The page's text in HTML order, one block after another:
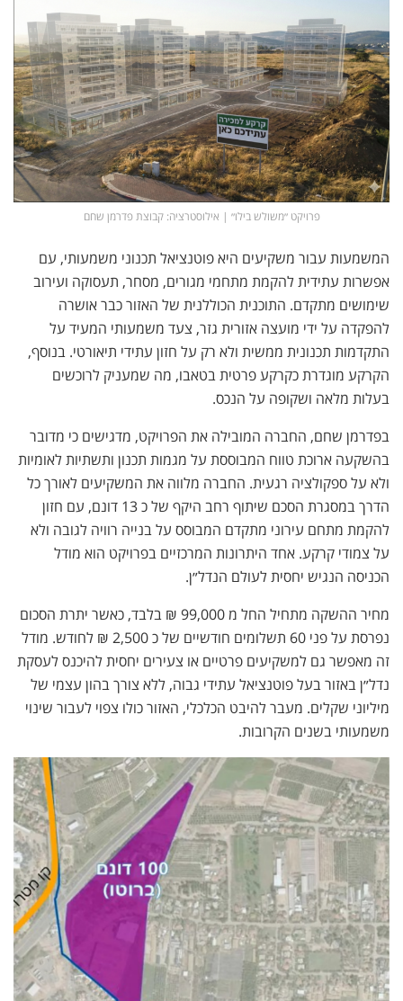
פרויקט ״משולש בילו״ | אילוסטרציה: קבוצת פדרמן שחם
המשמעות עבור משקיעים היא פוטנציאל תכנוני משמעותי, עם
אפשרות עתידית להקמת מתחמי מגורים, מסחר, תעסוקה ועירוב
שימושים מתקדם. התוכנית הכוללנית של האזור כבר אושרה
להפקדה על ידי מועצה אזורית גזר, צעד משמעותי המעיד על
התקדמות תכנונית ממשית ולא רק על חזון עתידי תיאורטי. בנוסף,
הקרקע מוגדרת כקרקע פרטית בטאבו, מה שמעניק לרוכשים
בעלות מלאה ושקופה על הנכס.
בפדרמן שחם, החברה המובילה את הפרויקט, מדגישים כי מדובר
בהשקעה ארוכת טווח המבוססת על מגמות תכנון ותשתיות לאומיות
ולא על ספקולציה רגעית. החברה מלווה את המשקיעים לאורך כל
הדרך במסגרת הסכם שיתוף רחב היקף של כ 13 דונם, עם חזון
להקמת מתחם עירוני מתקדם המבוסס על בנייה רוויה לגובה ולא
על צמודי קרקע. אחד היתרונות המרכזיים בפרויקט הוא מודל
הכניסה הנגיש יחסית לעולם הנדל״ן.
מחיר ההשקה מתחיל החל מ 99,000 ₪ בלבד, כאשר יתרת הסכום
נפרסת על פני 60 תשלומים חודשיים של כ 2,500 ₪ לחודש. מודל
זה מאפשר גם למשקיעים פרטיים או צעירים יחסית להיכנס לעסקת
נדל״ן באזור בעל פוטנציאל עתידי גבוה, ללא צורך בהון עצמי של
מיליוני שקלים. מעבר להיבט הכלכלי, האזור כולו צפוי לעבור שינוי
משמעותי בשנים הקרובות.